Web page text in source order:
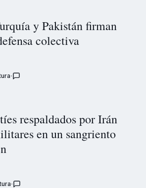
y Pakistán firman
colectiva
respaldados por Irán
en un sangriento